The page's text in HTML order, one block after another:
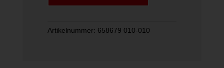
BLACK/BLACK/FOOTBALL
Menge
Artikelnummer: 658679 010-010